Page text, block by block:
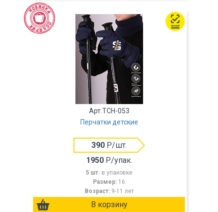
Арт.TCH-053
Перчатки детские
390Р/шт.
1950Р/упак.
5 шт. в упаковке
Размер: 16
Возраст: 9-11 лет